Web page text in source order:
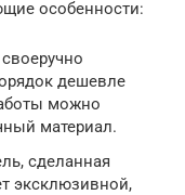
особенности:
дешевле
можно
материал.
сделанная
эксклюзивной,